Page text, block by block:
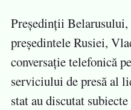
Președinții
președintele Rusiei,
conversație telefonică
serviciului de presă al
stat au discutat